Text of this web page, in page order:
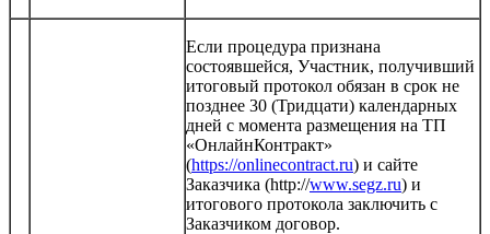
Если процедура признана
состоявшейся, Участник, получивший
итоговый протокол обязан в срок не
позднее 30 (Тридцати) календарных
дней с момента размещения на ТП
«ОнлайнКонтракт»
(https://onlinecontract.ru) и сайте
Заказчика (http://www.segz.ru) и
итогового протокола заключить с
Заказчиком договор.